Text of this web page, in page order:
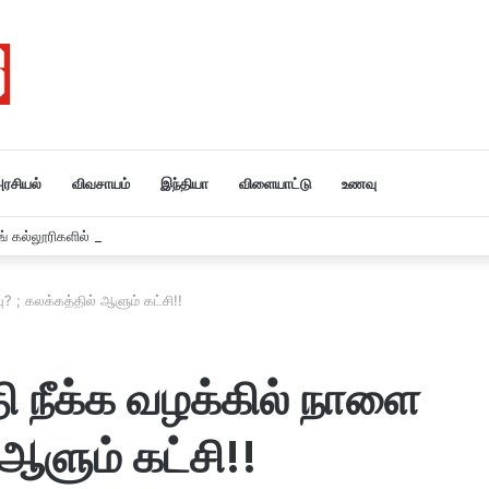
விவசாயம் இந்தியா விளையாட்டு உணவு
கல்லூரிகளில் ஒருவர் கூட சேரவில்லை….?
; கலக்கத்தில் ஆளும் கட்சி!!
நீக்க வழக்கில் நாளை
கட்சி!!